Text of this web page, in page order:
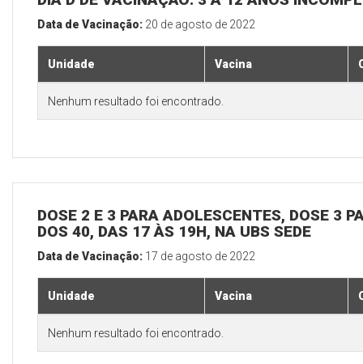
Data de Vacinação: 20 de agosto de 2022
Unidade Vacina
Nenhum resultado foi encontrado.
DOSE 2 E 3 PARA ADOLESCENTES, DOSE 3
DOS 40, DAS 17 ÀS 19H, NA UBS SEDE
Data de Vacinação: 17 de agosto de 2022
Unidade Vacina
Nenhum resultado foi encontrado.